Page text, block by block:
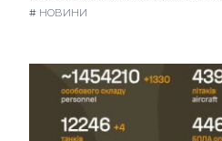
# НОВИНИ